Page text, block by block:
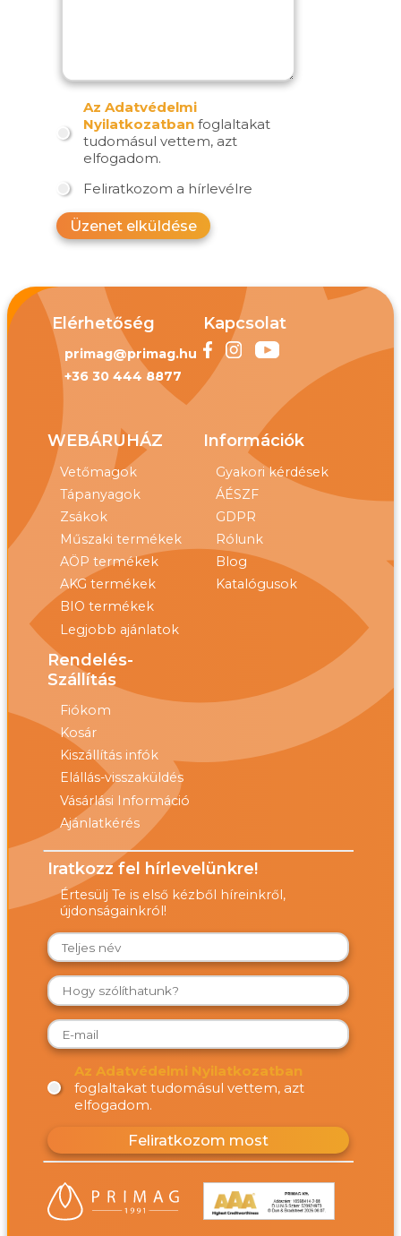
Az Adatvédelmi
Nyilatkozatban foglaltakat
tudomásul vettem, azt
elfogadom.
Feliratkozom a hírlevélre
Üzenet elküldése
Elérhetőség
primag@primag.hu
+36 30 444 8877
Kapcsolat
WEBÁRUHÁZ
Vetőmagok
Tápanyagok
Zsákok
Műszaki termékek
AÖP termékek
AKG termékek
BIO termékek
Legjobb ajánlatok
Információk
Gyakori kérdések
ÁÉSZF
GDPR
Rólunk
Blog
Katalógusok
Rendelés-
Szállítás
Fiókom
Kosár
Kiszállítás infók
Elállás-visszaküldés
Vásárlási Információ
Ajánlatkérés
Iratkozz fel hírlevelünkre!
Értesülj Te is első kézből híreinkről,
újdonságainkról!
Az Adatvédelmi Nyilatkozatban
foglaltakat tudomásul vettem, azt
elfogadom.
Feliratkozom most